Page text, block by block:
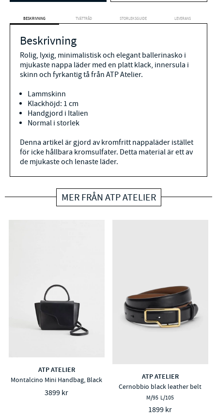
BESKRIVNING TVÄTTRÅD STORLEKSGUIDE LEVERANS
Beskrivning
Rolig, lyxig, minimalistisk och elegant ballerinasko i
mjukaste nappa läder med en platt klack, innersula i
skinn och fyrkantig tå från ATP Atelier.
Lammskinn
Klackhöjd: 1 cm
Handgjord i Italien
Normal i storlek
Denna artikel är gjord av kromfritt nappaläder istället
för icke hållbara kromsulfater. Detta material är ett av
de mjukaste och lenaste läder.
MER FRÅN ATP ATELIER
ATP ATELIER
Montalcino Mini Handbag, Black
3899 kr
ATP ATELIER
Cernobbio black leather belt
M/95 L/105
1899 kr